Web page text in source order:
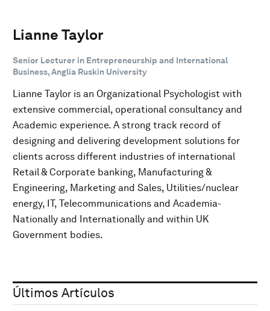
Lianne Taylor
Senior Lecturer in Entrepreneurship and International
Business, Anglia Ruskin University
Lianne Taylor is an Organizational Psychologist with
extensive commercial, operational consultancy and
Academic experience. A strong track record of
designing and delivering development solutions for
clients across different industries of international
Retail & Corporate banking, Manufacturing &
Engineering, Marketing and Sales, Utilities/nuclear
energy, IT, Telecommunications and Academia-
Nationally and Internationally and within UK
Government bodies.
Últimos Artículos